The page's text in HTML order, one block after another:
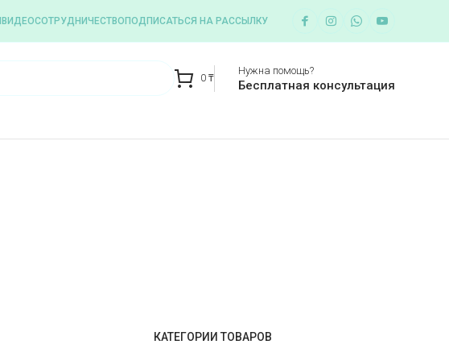
ВИДЕОСОТРУДНИЧЕСТВО ПОДПИСАТЬСЯ НА РАССЫЛКУ
0 ₸
Нужна помощь?
Бесплатная консультация
КАТЕГОРИИ ТОВАРОВ